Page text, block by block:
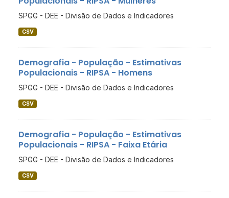
SPGG - DEE - Divisão de Dados e Indicadores
CSV
Demografia - População - Estimativas
Populacionais - RIPSA - Homens
SPGG - DEE - Divisão de Dados e Indicadores
CSV
Demografia - População - Estimativas
Populacionais - RIPSA - Faixa Etária
SPGG - DEE - Divisão de Dados e Indicadores
CSV